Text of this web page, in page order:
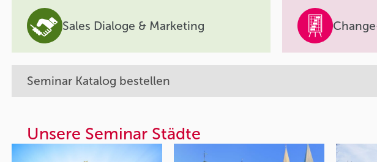
Sales Dialoge & Marketing
Seminar Katalog bestellen
Unsere Seminar Städte